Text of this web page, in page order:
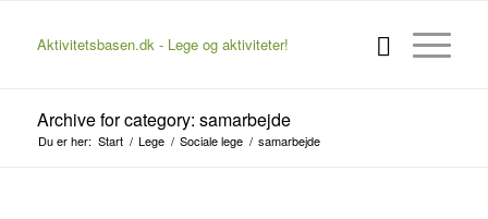
Aktivitetsbasen.dk - Lege og aktiviteter!
Archive for category: samarbejde
Du er her: Start / Lege / Sociale lege / samarbejde